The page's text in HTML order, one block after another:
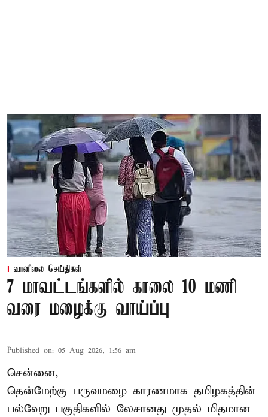
வானிலை செய்திகள்
7 மாவட்டங்களில் காலை 10 மணி
வரை மழைக்கு வாய்ப்பு
Published on: 05 Aug 2026, 1:56 am
சென்னை,
தென்மேற்கு பருவமழை காரணமாக தமிழகத்தின்
பல்வேறு பகுதிகளில் லேசானது முதல் மிதமான